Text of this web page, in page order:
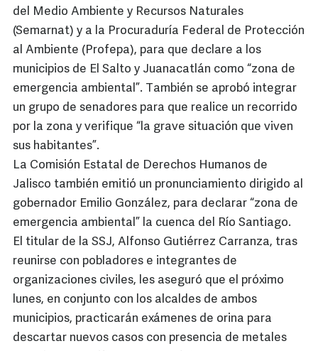
del Medio Ambiente y Recursos Naturales
(Semarnat) y a la Procuraduría Federal de Protección
al Ambiente (Profepa), para que declare a los
municipios de El Salto y Juanacatlán como “zona de
emergencia ambiental”. También se aprobó integrar
un grupo de senadores para que realice un recorrido
por la zona y verifique “la grave situación que viven
sus habitantes”.
La Comisión Estatal de Derechos Humanos de
Jalisco también emitió un pronunciamiento dirigido al
gobernador Emilio González, para declarar “zona de
emergencia ambiental” la cuenca del Río Santiago.
El titular de la SSJ, Alfonso Gutiérrez Carranza, tras
reunirse con pobladores e integrantes de
organizaciones civiles, les aseguró que el próximo
lunes, en conjunto con los alcaldes de ambos
municipios, practicarán exámenes de orina para
descartar nuevos casos con presencia de metales